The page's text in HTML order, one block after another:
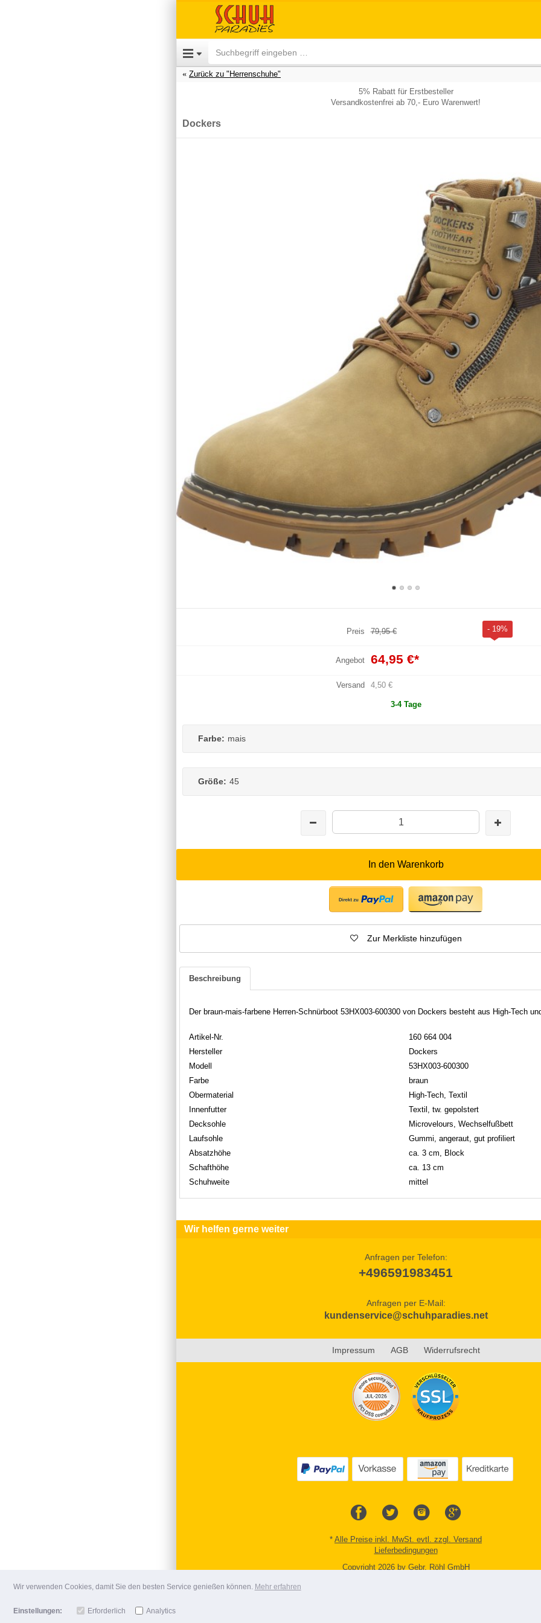
Wir verwenden Cookies, damit Sie den besten Service genießen können. Mehr erfahren
Einstellungen: Erforderlich Analytics
Zurück zu "Herrenschuhe"
5% Rabatt für Erstbesteller
Versandkostenfrei ab 70,- Euro Warenwert!
Dockers
Preis 79,95 € - 19%
Angebot 64,95 €*
Versand 4,50 €
3-4 Tage
Farbe: mais
Größe: 45
In den Warenkorb
Zur Merkliste hinzufügen
Beschreibung
Der braun-mais-farbene Herren-Schnürboot 53HX003-600300 von Dockers besteht aus High-Tech
Artikel-Nr.
160 664 004
Hersteller
Dockers
Modell
53HX003-600300
Farbe
braun
Obermaterial
High-Tech, Textil
Innenfutter
Textil, tw. gepolstert
Decksohle
Microvelours, Wechselfußbett
Laufsohle
Gummi, angeraut, gut profiliert
Absatzhöhe
ca. 3 cm, Block
Schafthöhe
ca. 13 cm
Schuhweite
mittel
Wir helfen gerne weiter
Anfragen per Telefon:
+496591983451
Anfragen per E-Mail:
kundenservice@schuhparadies.net
Impressum AGB Widerrufsrecht
* Alle Preise inkl. MwSt. evtl. zzgl. Versand
Lieferbedingungen
Copyright 2026 by Gebr. Röhl GmbH